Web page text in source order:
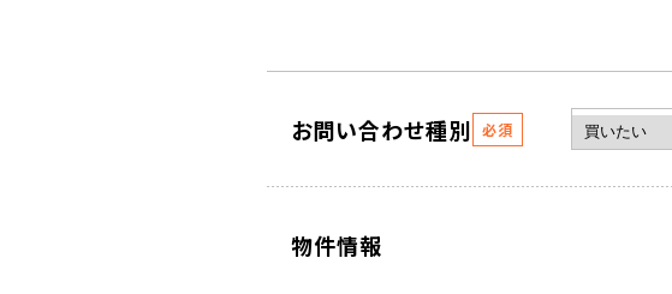
お問い合わせ種別 必須
物件情報